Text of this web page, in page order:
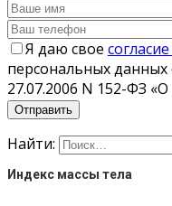
Я даю свое
персональных данных
27.07.2006 N 152-ФЗ
Найти:
Индекс массы тела